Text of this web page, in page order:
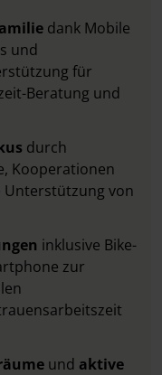
dank Mobile
und
für
Beratung und
durch
Kooperationen
Unterstützung von
inklusive Bike-
zur
und aktive